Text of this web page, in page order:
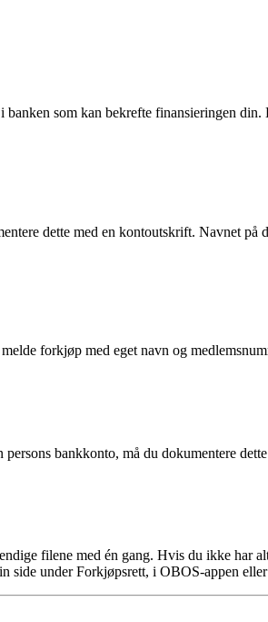
som kan bekrefte finansieringen
dette med en kontoutskrift. Navnet
forkjøp med eget navn og
bankkonto, må du dokumentere
filene med én gang. Hvis du ikke har
side under Forkjøpsrett, i OBOS-appen